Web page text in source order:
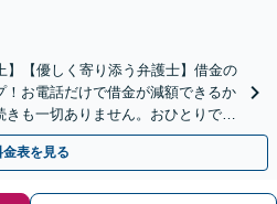
】【優しく寄り添う弁護士】借金の
お電話だけで借金が減額できるか
も一切ありません。おひとりで悩
【電話相談可】
金表を見る